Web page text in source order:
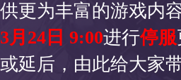
更为丰富的游戏内
月24日 9:00进行停服
延后，由此给大家